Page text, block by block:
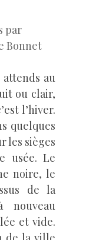
par
Bonnet
attends au
ou clair,
l’hiver.
quelques
les sièges
usée. Le
noire, le
de la
nouveau
et vide.